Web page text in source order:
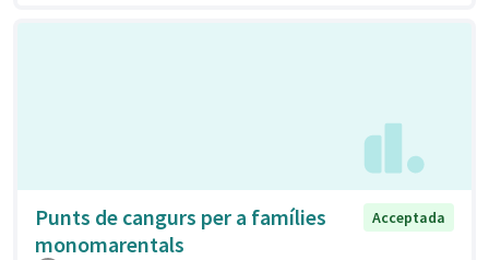
Punts de cangurs per a famílies
monomarentals
Acceptada